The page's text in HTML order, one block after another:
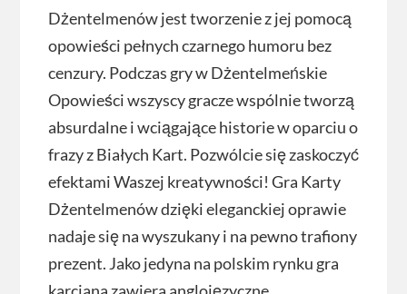
Dżentelmenów jest tworzenie z jej pomocą
opowieści pełnych czarnego humoru bez
cenzury. Podczas gry w Dżentelmeńskie
Opowieści wszyscy gracze wspólnie tworzą
absurdalne i wciągające historie w oparciu o
frazy z Białych Kart. Pozwólcie się zaskoczyć
efektami Waszej kreatywności! Gra Karty
Dżentelmenów dzięki eleganckiej oprawie
nadaje się na wyszukany i na pewno trafiony
prezent. Jako jedyna na polskim rynku gra
karciana zawiera anglojęzyczne